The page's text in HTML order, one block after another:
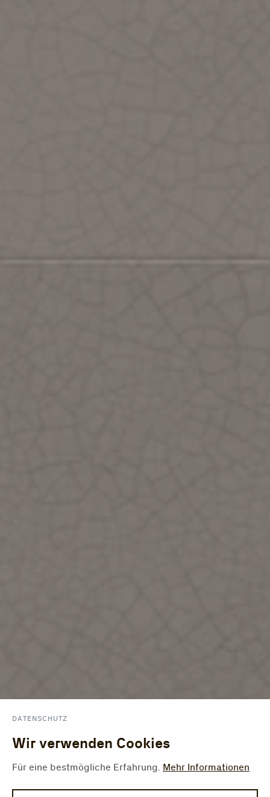
DATENSCHUTZ
Wir verwenden Cookies
Für eine bestmögliche Erfahrung. Mehr Informationen